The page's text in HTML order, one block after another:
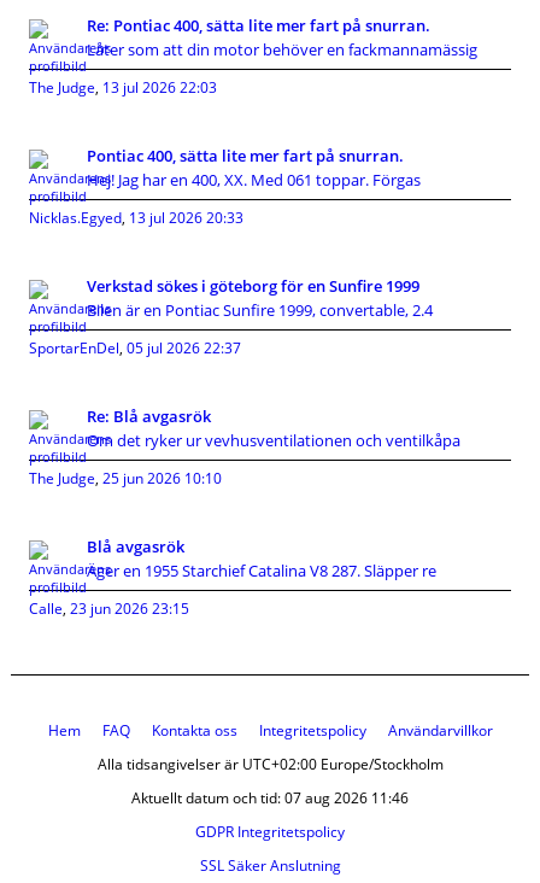
Re: Pontiac 400, sätta lite mer fart på snurran.
Låter som att din motor behöver en fackmannamässig
The Judge, 13 jul 2026 22:03
Pontiac 400, sätta lite mer fart på snurran.
Hej! Jag har en 400, XX. Med 061 toppar. Förgas
Nicklas.Egyed, 13 jul 2026 20:33
Verkstad sökes i göteborg för en Sunfire 1999
Bilen är en Pontiac Sunfire 1999, convertable, 2.4
SportarEnDel, 05 jul 2026 22:37
Re: Blå avgasrök
Om det ryker ur vevhusventilationen och ventilkåpa
The Judge, 25 jun 2026 10:10
Blå avgasrök
Äger en 1955 Starchief Catalina V8 287. Släpper re
Calle, 23 jun 2026 23:15
Hem FAQ Kontakta oss Integritetspolicy
Användarvillkor
Alla tidsangivelser är UTC+02:00 Europe/Stockholm
Aktuellt datum och tid: 07 aug 2026 11:46
GDPR Integritetspolicy
SSL Säker Anslutning